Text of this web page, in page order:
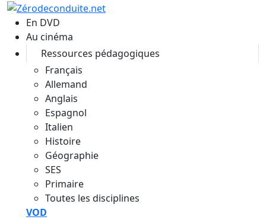
Aller au contenu principal
En DVD
Au cinéma
Ressources pédagogiques
Français
Allemand
Anglais
Espagnol
Italien
Histoire
Géographie
SES
Primaire
Toutes les disciplines
VOD